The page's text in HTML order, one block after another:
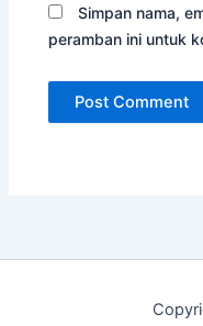
Simpan nama,
peramban ini untuk